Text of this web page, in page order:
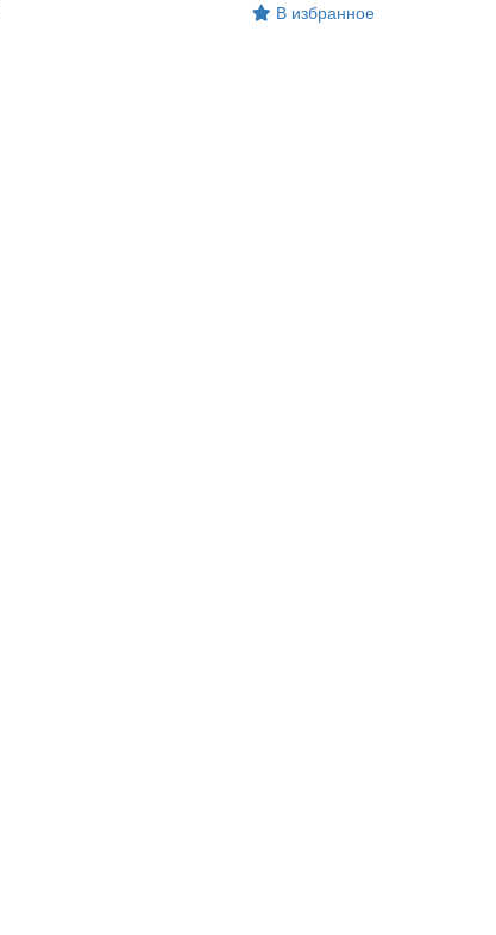
В избранное